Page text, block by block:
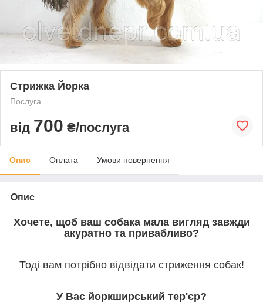
Стрижка Йорка
Послуга
від 700 ₴/послуга
Опис Оплата Умови повернення
Опис
Хочете, щоб ваш собака мала вигляд завжди
акуратно та привабливо?
Тоді вам потрібно відвідати стриження собак!
У Вас йоркширський тер'єр?